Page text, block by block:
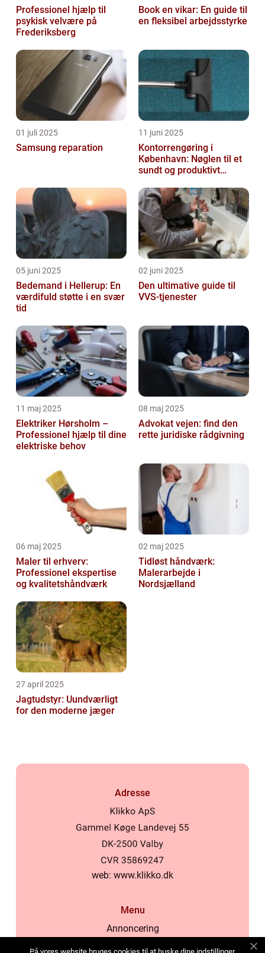
Professionel hjælp til
psykisk velvære på
Frederiksberg
Book en vikar: En guide til
en fleksibel arbejdsstyrke
01 juli 2025
Samsung reparation
11 juni 2025
Kontorrengøring i
København: Nøglen til et
sundt og produktivt
05 juni 2025
Bedemand i Hellerup: En
værdifuld støtte i en svær
tid
02 juni 2025
Den ultimative guide til
VVS-tjenester
11 maj 2025
Elektriker Hørsholm –
Professionel hjælp til dine
elektriske behov
08 maj 2025
Advokat vejen: find den
rette juridiske rådgivning
06 maj 2025
Maler til erhverv:
Professionel ekspertise
og kvalitetshåndværk
02 maj 2025
Tidløst håndværk:
Malerarbejde i
Nordsjælland
27 april 2025
Jagtudstyr: Uundværligt
for den moderne jæger
Adresse
web: www.klikko.dk
Menu
Annoncering